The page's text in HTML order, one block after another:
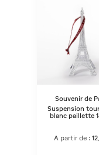
Souvenir de
Suspension
blanc paillette
A partir de : 12,